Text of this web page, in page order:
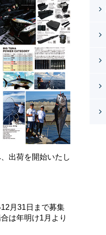
出荷を開始いたし
月31日まで募集
は年明け1月より